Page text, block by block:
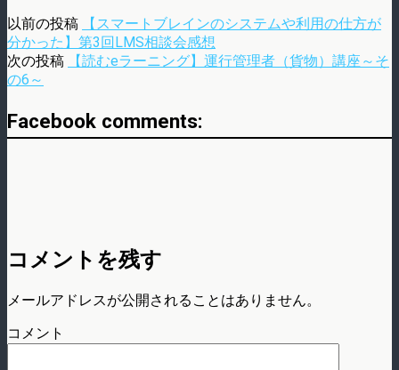
以前の投稿
【スマートブレインのシステムや利用の仕方が
分かった】第3回LMS相談会感想
次の投稿
【読むeラーニング】運行管理者（貨物）講座～そ
の6～
Facebook comments:
コメントを残す
メールアドレスが公開されることはありません。
コメント